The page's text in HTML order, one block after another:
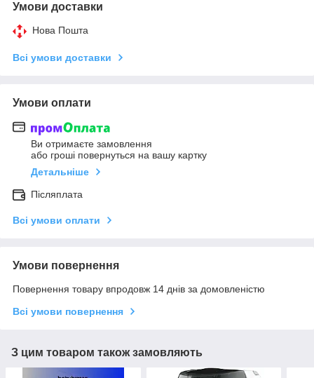
Умови доставки
Нова Пошта
Всі умови доставки
Умови оплати
Ви отримаєте замовлення
або гроші повернуться на вашу картку
Детальніше
Післяплата
Всі умови оплати
Умови повернення
Повернення товару впродовж 14 днів за домовленістю
Всі умови повернення
З цим товаром також замовляють